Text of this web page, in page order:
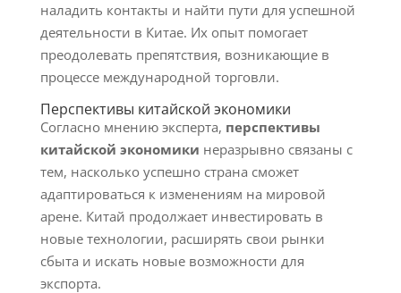
наладить контакты и найти пути для успешной
деятельности в Китае. Их опыт помогает
преодолевать препятствия, возникающие в
процессе международной торговли.
Перспективы китайской экономики
Согласно мнению эксперта, перспективы
китайской экономики неразрывно связаны с
тем, насколько успешно страна сможет
адаптироваться к изменениям на мировой
арене. Китай продолжает инвестировать в
новые технологии, расширять свои рынки
сбыта и искать новые возможности для
экспорта.